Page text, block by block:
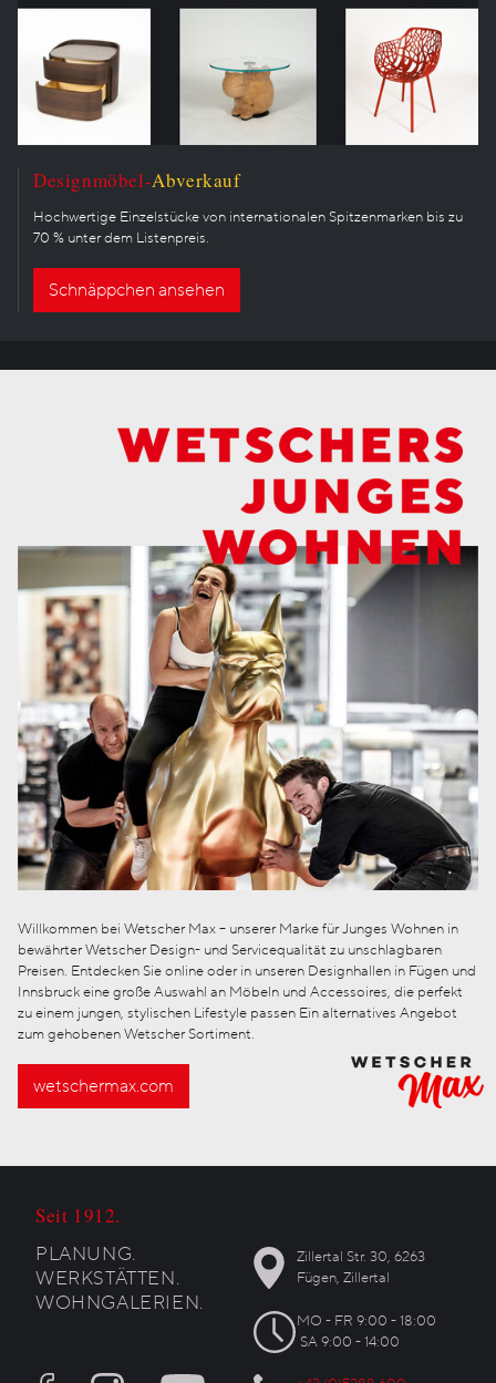
Designmöbel-Abverkauf
Hochwertige Einzelstücke von internationalen Spitzenmarken bis zu
70 % unter dem Listenpreis.
Schnäppchen ansehen
Willkommen bei Wetscher Max – unserer Marke für Junges Wohnen in
bewährter Wetscher Design- und Servicequalität zu unschlagbaren
Preisen. Entdecken Sie online oder in unseren Designhallen in Fügen und
Innsbruck eine große Auswahl an Möbeln und Accessoires, die perfekt
zu einem jungen, stylischen Lifestyle passen Ein alternatives Angebot
zum gehobenen Wetscher Sortiment.
wetschermax.com
Seit 1912.
PLANUNG.
WERKSTÄTTEN.
WOHNGALERIEN.
Zillertal Str. 30, 6263
Fügen, Zillertal
MO - FR 9:00 - 18:00
SA 9:00 - 14:00